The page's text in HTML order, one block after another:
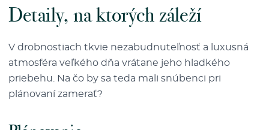
Detaily, na ktorých záleží
V drobnostiach tkvie nezabudnuteľnosť a luxusná
atmosféra veľkého dňa vrátane jeho hladkého
priebehu. Na čo by sa teda mali snúbenci pri
plánovaní zamerať?